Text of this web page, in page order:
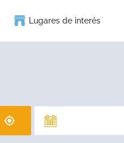
Lugares de interés